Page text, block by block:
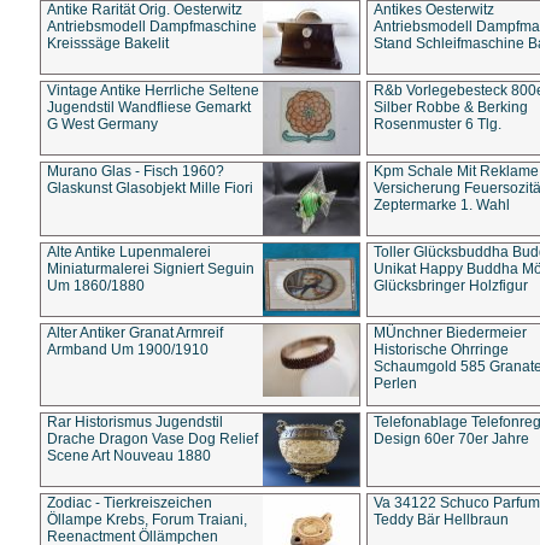
Antike Rarität Orig. Oesterwitz
Antriebsmodell Dampfmaschine
Kreisssäge Bakelit
Antikes Oesterwitz
Antriebsmodell
Stand Schleifmaschine
Vintage Antike Herrliche Seltene
Jugendstil Wandfliese Gemarkt
G West Germany
R&b Vorlegebesteck
Silber Robbe & Berking
Rosenmuster 6 Tlg.
Murano Glas - Fisch 1960?
Glaskunst Glasobjekt Mille Fiori
Kpm Schale Mit Reklame
Versicherung
Zeptermarke 1. Wahl
Alte Antike Lupenmalerei
Miniaturmalerei Signiert Seguin
Um 1860/1880
Toller Glücksbuddha
Unikat Happy Buddha
Glücksbringer Holzfigur
Alter Antiker Granat Armreif
Armband Um 1900/1910
MÜnchner Biedermeier
Historische Ohrringe
Schaumgold 585
Perlen
Rar Historismus Jugendstil
Drache Dragon Vase Dog Relief
Scene Art Nouveau 1880
Telefonablage
Design 60er 70er Jahre
Zodiac - Tierkreiszeichen
Öllampe Krebs, Forum Traiani,
Reenactment Öllämpchen
Va 34122 Schuco
Teddy Bär Hellbraun